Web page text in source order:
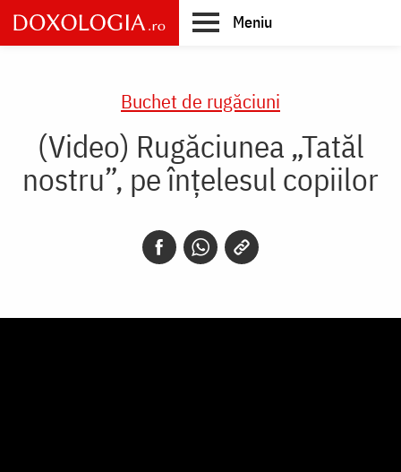
Skip
to
main
Meniu
Buchet de rugăciuni
(Video) Rugăciunea „Tatăl
nostru”, pe înțelesul copiilor